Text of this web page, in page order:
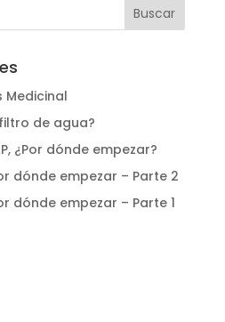
Medicinal
de agua?
¿Por dónde empezar?
dónde empezar – Parte 2
dónde empezar – Parte 1